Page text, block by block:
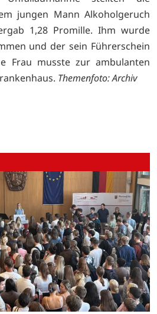
jungen Mann Alkoholgeruch
1,28 Promille. Ihm wurde
und der sein Führerschein
Frau musste zur ambulanten
Themenfoto: Archiv